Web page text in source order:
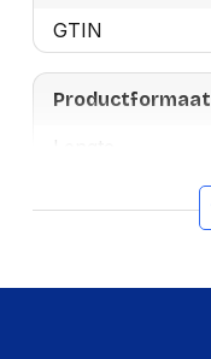
GTIN
Productformaat
Lengte